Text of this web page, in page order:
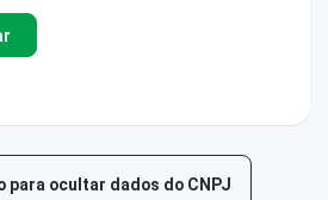
para ocultar dados do CNPJ